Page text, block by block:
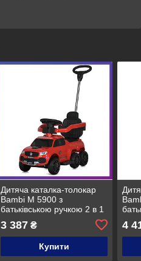
Дитяча каталка-толокар
Bambi M 5900 з
батьківською ручкою 2 в 1
3 387₴
Купити
4